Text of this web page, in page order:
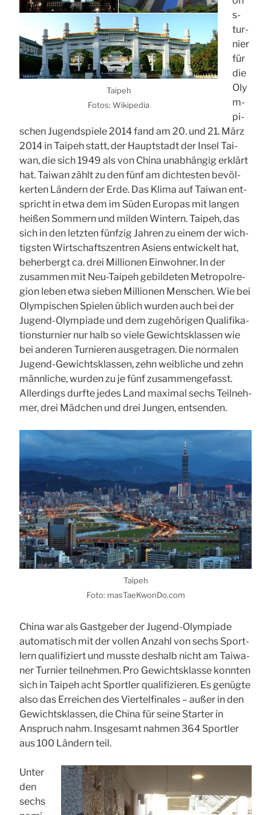
Tai­peh
Fotos: Wiki­pe­dia
s­
tur­
nier
für
die
Oly
m­
pi­
schen Jugend­spie­le 2014 fand am 20. und 21. März
2014 in Tai­peh statt, der Haupt­stadt der Insel Tai­
wan, die sich 1949 als von Chi­na unab­hän­gig erklärt
hat. Tai­wan zählt zu den fünf am dich­tes­ten bevöl­
ker­ten Län­dern der Erde. Das Kli­ma auf Tai­wan ent­
spricht in etwa dem im Süden Euro­pas mit lan­gen
hei­ßen Som­mern und mil­den Win­tern. Tai­peh, das
sich in den letz­ten fünf­zig Jah­ren zu einem der wich­
tigs­ten Wirt­schafts­zen­tren Asi­ens ent­wi­ckelt hat,
beher­bergt ca. drei Mil­lio­nen Ein­woh­ner. In der
zusam­men mit Neu-Tai­peh gebil­de­ten Metro­pol­re­
gi­on leben etwa sie­ben Mil­lio­nen Men­schen. Wie bei
Olym­pi­schen Spie­len üblich wur­den auch bei der
Jugend-Olym­pia­de und dem zuge­hö­ri­gen Qua­li­fi­ka­
ti­ons­tur­nier nur halb so vie­le Gewichts­klas­sen wie
bei ande­ren Tur­nie­ren aus­ge­tra­gen. Die nor­ma­len
Jugend-Gewichts­klas­sen, zehn weib­li­che und zehn
männ­li­che, wur­den zu je fünf zusam­men­ge­fasst.
Aller­dings durf­te jedes Land maxi­mal sechs Teil­neh­
mer, drei Mäd­chen und drei Jun­gen, ent­sen­den.
Tai­peh
Foto: masTaeKwonDo.com
Chi­na war als Gast­ge­ber der Jugend-Olym­pia­de
auto­ma­tisch mit der vol­len Anzahl von sechs Sport­
lern qua­li­fi­ziert und muss­te des­halb nicht am Tai­wa­
ner Tur­nier teil­neh­men. Pro Gewichts­klas­se konn­ten
sich in Tai­peh acht Sport­ler qua­li­fi­zie­ren. Es genüg­te
also das Errei­chen des Vier­tel­fi­na­les – außer in den
Gewichts­klas­sen, die Chi­na für sei­ne Star­ter in
Anspruch nahm. Ins­ge­samt nah­men 364 Sport­ler
aus 100 Län­dern teil.
Unter
den
sechs